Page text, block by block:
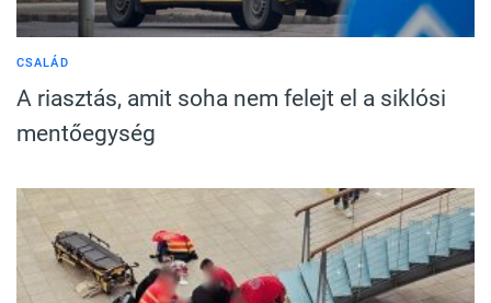
CSALÁD
A riasztás, amit soha nem felejt el a siklósi
mentőegység